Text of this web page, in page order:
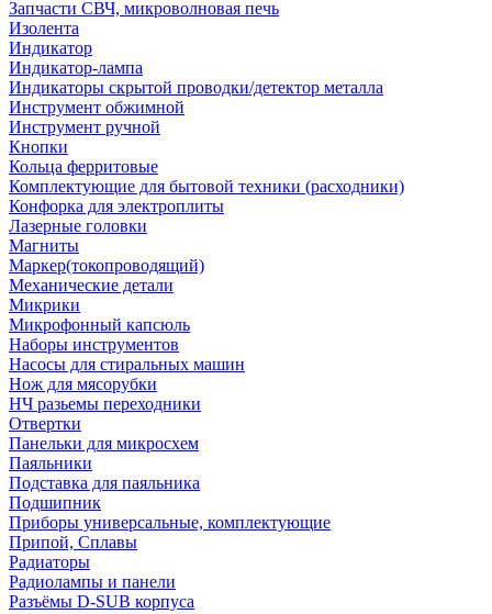
Запчасти СВЧ, микроволновая печь
Изолента
Индикатор
Индикатор-лампа
Индикаторы скрытой проводки/детектор металла
Инструмент обжимной
Инструмент ручной
Кнопки
Кольца ферритовые
Комплектующие для бытовой техники (расходники)
Конфорка для электроплиты
Лазерные головки
Магниты
Маркер(токопроводящий)
Механические детали
Микрики
Микрофонный капсюль
Наборы инструментов
Насосы для стиральных машин
Нож для мясорубки
НЧ разьемы переходники
Отвертки
Панельки для микросхем
Паяльники
Подставка для паяльника
Подшипник
Приборы универсальные, комплектующие
Припой, Сплавы
Радиаторы
Радиолампы и панели
Разъёмы D-SUB корпуса